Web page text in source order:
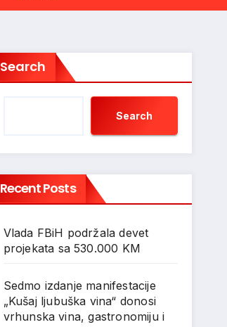
Search
Search
Recent Posts
Vlada FBiH podržala devet
projekata sa 530.000 KM
Sedmo izdanje manifestacije
„Kušaj ljubuška vina“ donosi
vrhunska vina, gastronomiju i